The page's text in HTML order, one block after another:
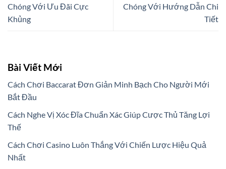
Chóng Với Ưu Đãi Cực
Khủng
Chóng Với Hướng Dẫn Chi
Tiết
Bài Viết Mới
Cách Chơi Baccarat Đơn Giản Minh Bạch Cho Người Mới
Bắt Đầu
Cách Nghe Vị Xóc Đĩa Chuẩn Xác Giúp Cược Thủ Tăng Lợi
Thế
Cách Chơi Casino Luôn Thắng Với Chiến Lược Hiệu Quả
Nhất